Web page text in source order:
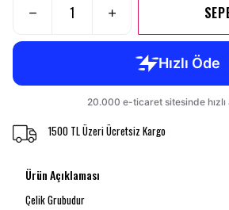
1500 TL Üzeri Ücretsiz Kargo
Ürün Açıklaması
Çelik Grubudur